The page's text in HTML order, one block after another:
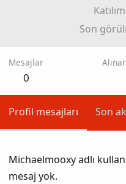
Katılım
Son
Mesajlar
0
Profil mesajları Son
Michaelmooxy adlı
mesaj yok.